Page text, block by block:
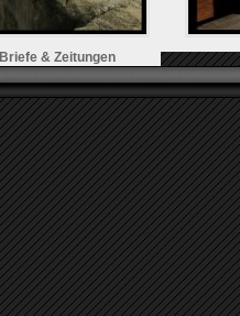
Briefe & Zeitungen